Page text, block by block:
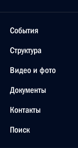
События
Структура
Видео и фото
Документы
Контакты
Поиск